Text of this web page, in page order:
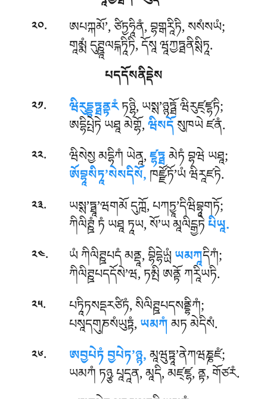
༢༠. ཨཔཀྐམོ’, ཙིཏྱཧཱིནཾ, བྷགྒརཱིཏི, སསཾསཡཾ;
གཱམྨཾ དུཊྛཱལངྐཏཱིཏི, དོསཱ ཝཱཀྱཏྠནིསྶིཏཱ.
པདདོསནིདྡེས
༢༡. ཝིརུདྡྷཏྠནྟརཾཏཉྷི, ཡསྶ’ཉྙཏྠོ ཝིརུཛ྄ཛྷཏི;
ཨདྷིཔྤེཏེ ཡཐཱ མེགྷོ,ཝིསདོསུཁཡེ ཛནཾ.
༢༢. ཝིསེསྱ མདྷིཀཾ ཡེནཱ,ཛྷཏྠམེཏཾ བྷཝེ ཡཐཱ;
ཨོབྷཱསིཏཱ’སེསདིསོ,ཁཛྫོཏོ’ཡཾ ཝིརཱཛཏེ.
༢༣. ཡསྶ’ཏྠཱ’ཝགམོ དུཀྑོ, པཀཏྱཱ’དིཝིབྷཱགཏོ;
ཀིལིཊྛཾ ཏཾ ཡཐཱ ཏཱཡ, སོ’ཡ མཱལིངྒྱཏེཔིཡཱ.
༢༤. ཡཾ ཀིལིཊྛཔདཾ མནྡཱ, བྷིདྷེཡྻཾཡམཀཱདིཀཾ;
ཀིལིཊྛཔདདོསེ’ཝ, ཏམྤི ཨནྟོ ཀརཱིཡཏི.
༢༥. པཏཱིཏསདྡརཙིཏཾ, སིལིཊྛཔདསནྡྷིཀཾ;
པསཱདགུཎསཾཡུཏྟཾ,ཡམཀཾམཏ མེདིསཾ.
༢༦. ཨབྱཔེཏཾ བྱཔེཏ’ཉྙ,མཱཝུཏྟཱ’ནེཀཝཎྞཛཾ;
ཡམཀཾ ཏཉྩ པཱདཱན, མཱདི, མཛ྄ཛྷ, ནྟ, གོཙརཾ.